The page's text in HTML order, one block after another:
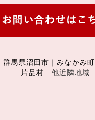
群馬県沼田市 ｜ みなかみ町
片品村 他近隣地域